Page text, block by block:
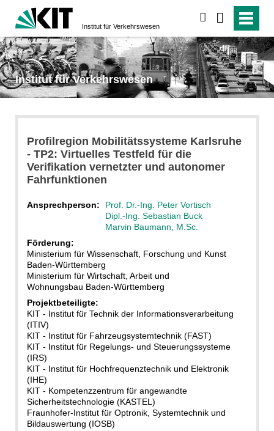
Institut für Verkehrs­wesen
Institut für Verkehrs­wesen
Profilregion Mobilitätssysteme Karlsruhe
- TP2: Virtuelles Testfeld für die
Verifikation vernetzter und autonomer
Fahrfunktionen
Ansprechperson:
Prof. Dr.-Ing. Peter Vortisch
Dipl.-Ing. Sebastian Buck
Marvin Baumann, M.Sc.
Förderung:
Ministerium für Wissenschaft, Forschung und Kunst
Baden-Württemberg
Ministerium für Wirtschaft, Arbeit und
Wohnungsbau Baden-Württemberg
Projektbeteiligte:
KIT - Institut für Technik der Informationsverarbeitung
(ITIV)
KIT - Institut für Fahrzeugsystemtechnik (FAST)
KIT - Institut für Regelungs- und Steuerungssysteme
(IRS)
KIT - Institut für Hochfrequenztechnik und Elektronik
(IHE)
KIT - Kompetenzzentrum für angewandte
Sicherheitstechnologie (KASTEL)
Fraunhofer-Institut für Optronik, Systemtechnik und
Bildauswertung (IOSB)